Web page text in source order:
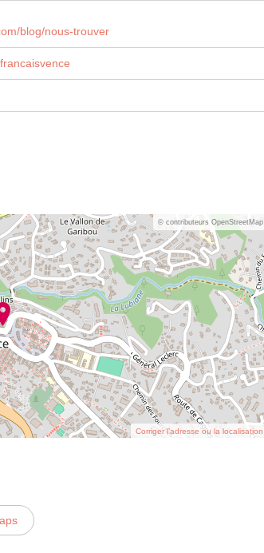
blog/nous-trouver
© contributeurs OpenStreetMap
Corriger l’adresse ou la localisation